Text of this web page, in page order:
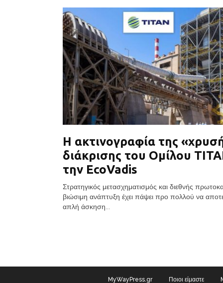
Η ακτινογραφία της
διάκρισης του Ομίλου
την EcoVadis
Στρατηγικός μετασχηματισμός και διεθνής
βιώσιμη ανάπτυξη έχει πάψει προ πολλού να
απλή άσκηση...
MyWayPress.gr Ποιοι είμαστε